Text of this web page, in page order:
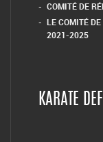
COMITÉ DE
LE COMITÉ
2021-2025
KARATE